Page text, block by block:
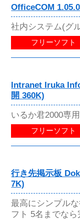
OfficeCOM
社内システム(グ
フリーソフト
Intranet Iruka
開 360K)
いるか君2000専
フリーソフト
行き先掲示板
7K)
最高にシンプル
フト 5名までなら